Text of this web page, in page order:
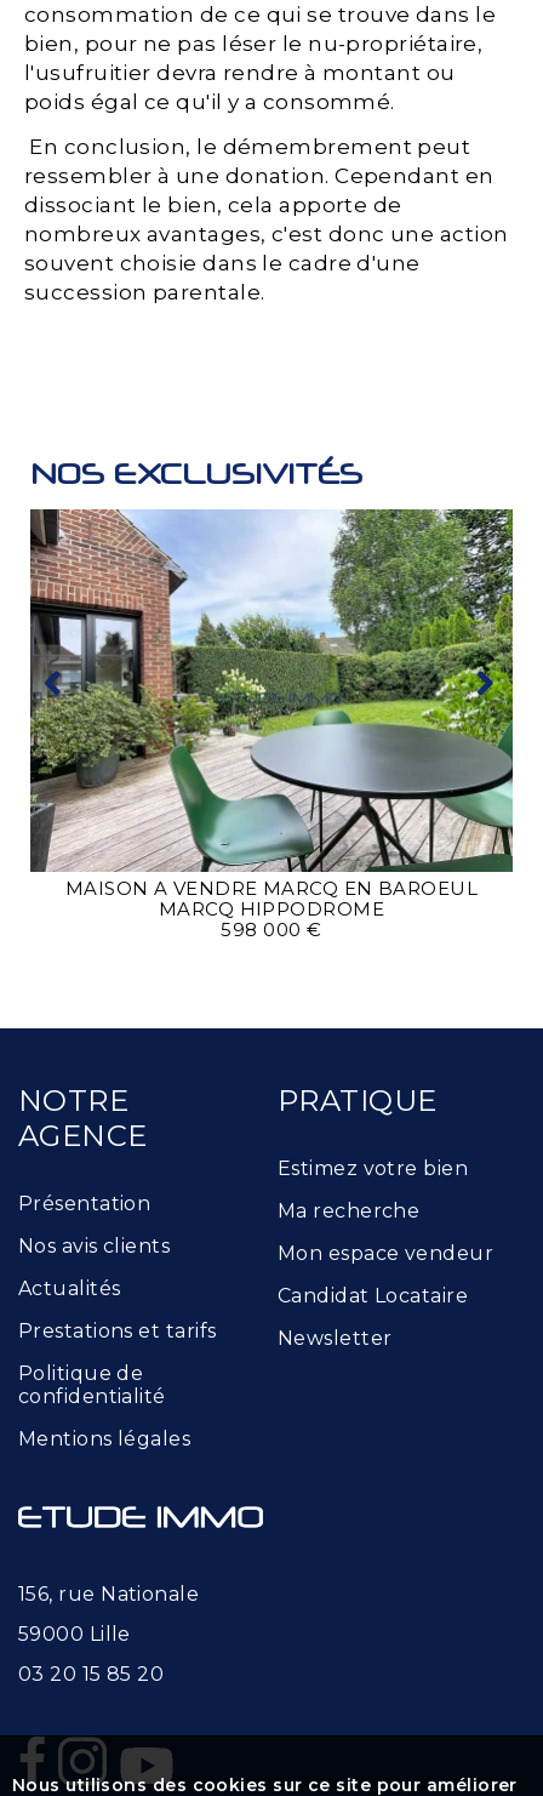
consommation de ce qui se trouve dans le
bien, pour ne pas léser le nu-propriétaire,
l'usufruitier devra rendre à montant ou
poids égal ce qu'il y a consommé.
En conclusion, le démembrement peut
ressembler à une donation. Cependant en
dissociant le bien, cela apporte de
nombreux avantages, c'est donc une action
souvent choisie dans le cadre d'une
succession parentale.
NOS EXCLUSIVITÉS
MAISON A VENDRE MARCQ EN BAROEUL
MARCQ HIPPODROME
598 000 €
NOTRE
AGENCE
Présentation
Nos avis clients
Actualités
Prestations et tarifs
Politique de
confidentialité
Mentions légales
PRATIQUE
Estimez votre bien
Ma recherche
Mon espace vendeur
Candidat Locataire
Newsletter
156, rue Nationale
59000 Lille
03 20 15 85 20
Nous utilisons des cookies sur ce site pour améliorer